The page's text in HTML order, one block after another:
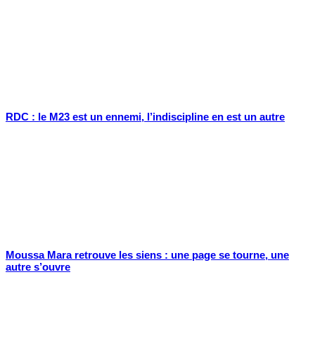
RDC : le M23 est un ennemi, l’indiscipline en est un autre
Moussa Mara retrouve les siens : une page se tourne, une
autre s’ouvre